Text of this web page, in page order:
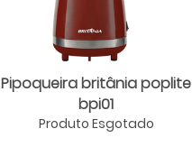
Pipoqueira britânia poplite
bpi01
Produto Esgotado